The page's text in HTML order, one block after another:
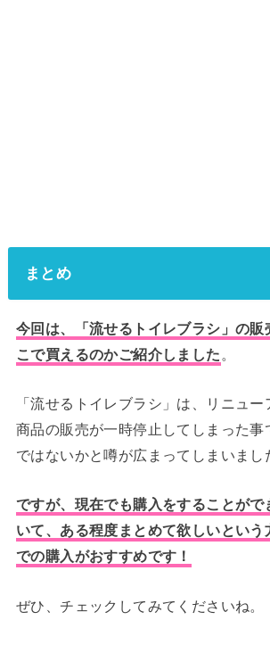
まとめ
今回は、「流せるトイレブラシ」の販
こで買えるのかご紹介しました 。
「流せるトイレブラシ」は、リニュ
商品の販売が一時停止してしまった事
ではないかと噂が広まってしまいまし
ですが、現在でも購入をすることがで
いて、ある程度まとめて欲しいという
での購入がおすすめです！
ぜひ、チェックしてみてくださいね。